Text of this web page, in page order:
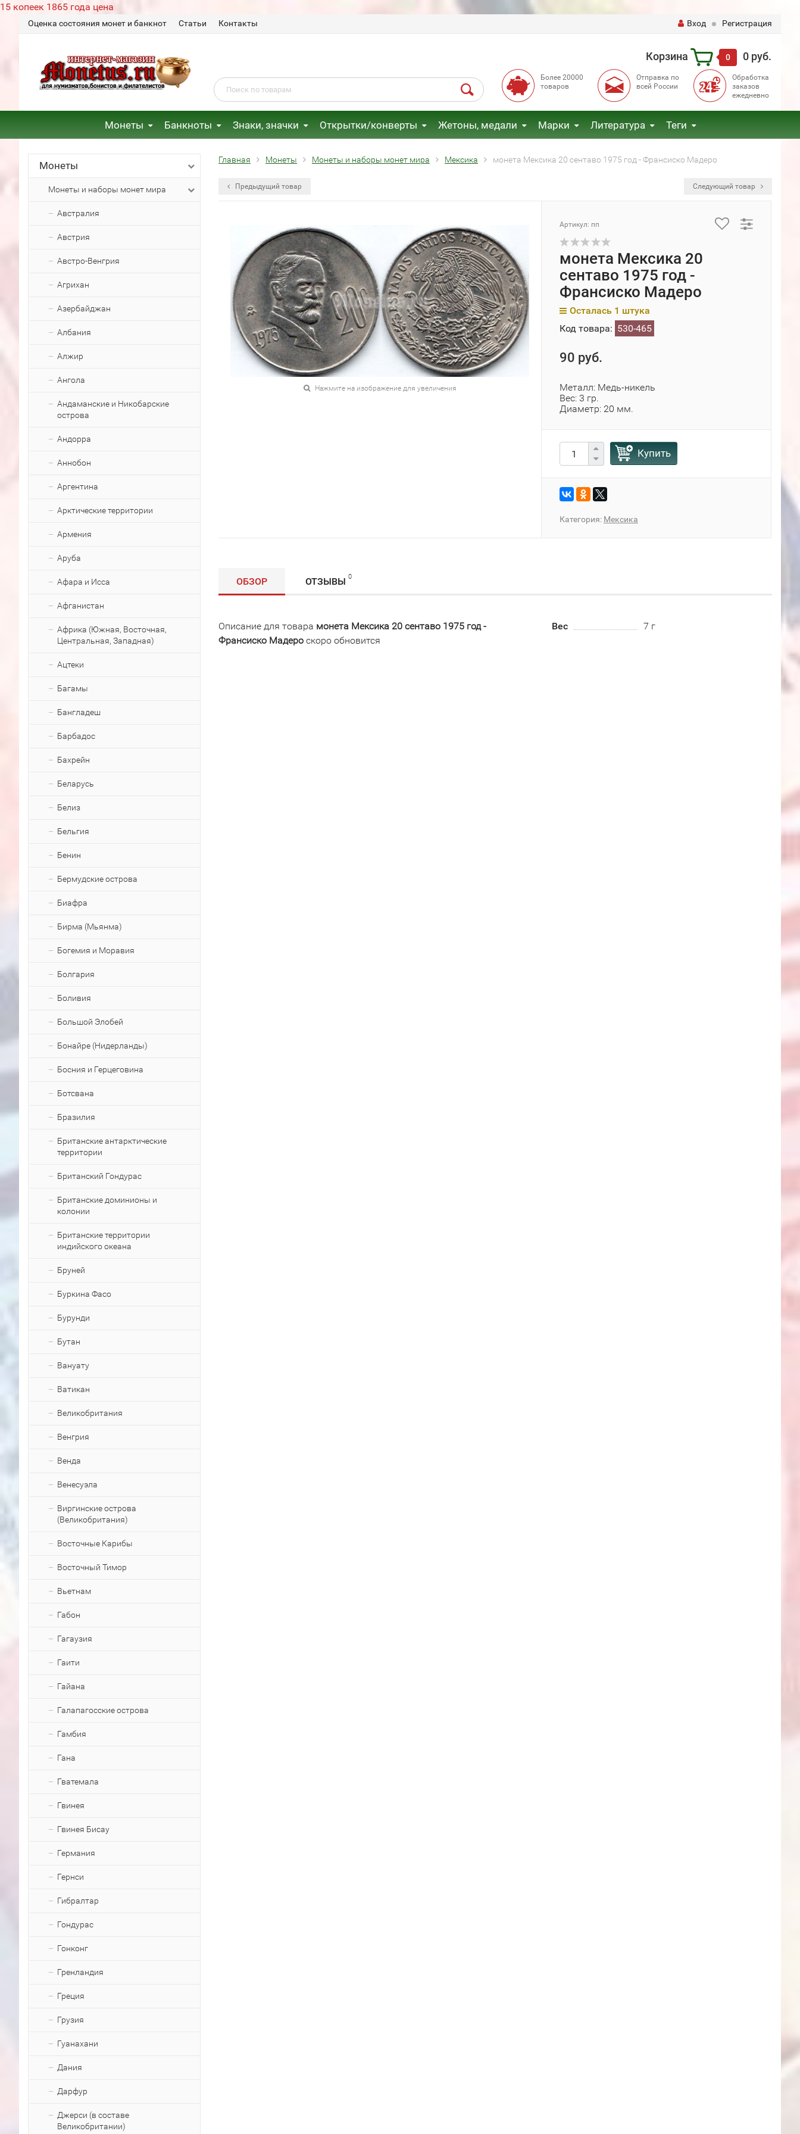
15 копеек 1865 года цена
Оценка состояния монет и банкнот Статьи Контакты Вход Регистрация
Корзина 0 0 руб.
Более 20000
товаров
Отправка по
всей России
Обработка
заказов
ежедневно
Монеты Банкноты Знаки, значки Открытки/конверты Жетоны, медали Марки Литература Теги
Монеты
Монеты и наборы монет мира
Австралия
Австрия
Австро-Венгрия
Агрихан
Азербайджан
Албания
Алжир
Ангола
Андаманские и Никобарские
острова
Андорра
Аннобон
Аргентина
Арктические территории
Армения
Аруба
Афара и Исса
Афганистан
Африка (Южная, Восточная,
Центральная, Западная)
Ацтеки
Багамы
Бангладеш
Барбадос
Бахрейн
Беларусь
Белиз
Бельгия
Бенин
Бермудские острова
Биафра
Бирма (Мьянма)
Богемия и Моравия
Болгария
Боливия
Большой Элобей
Бонайре (Нидерланды)
Босния и Герцеговина
Ботсвана
Бразилия
Британские антарктические
территории
Британский Гондурас
Британские доминионы и
колонии
Британские территории
индийского океана
Бруней
Буркина Фасо
Бурунди
Бутан
Вануату
Ватикан
Великобритания
Венгрия
Венда
Венесуэла
Виргинские острова
(Великобритания)
Восточные Карибы
Восточный Тимор
Вьетнам
Габон
Гагаузия
Гаити
Гайана
Галапагосские острова
Гамбия
Гана
Гватемала
Гвинея
Гвинея Бисау
Германия
Гернси
Гибралтар
Гондурас
Гонконг
Гренландия
Греция
Грузия
Гуанахани
Дания
Дарфур
Джерси (в составе
Великобритании)
Главная Монеты Монеты и наборы монет мира Мексика монета Мексика 20 сентаво 1975 год - Франсиско Мадеро
Предыдущий товар Следующий товар
Нажмите на изображение для увеличения
Артикул: пп
монета Мексика 20
сентаво 1975 год -
Франсиско Мадеро
Осталась 1 штука
Код товара: 530-465
90 руб.
Металл: Медь-никель
Вес: 3 гр.
Диаметр: 20 мм.
Купить
Категория: Мексика
ОБЗОР ОТЗЫВЫ 0
Описание для товара монета Мексика 20 сентаво 1975 год -
Франсиско Мадеро скоро обновится
Вес 7 г